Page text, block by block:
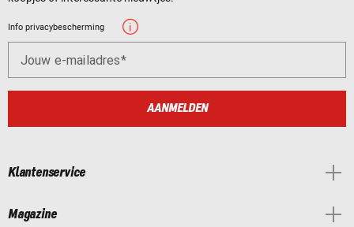
Info privacybescherming
Jouw e-mailadres
AANMELDEN
Klantenservice
Magazine